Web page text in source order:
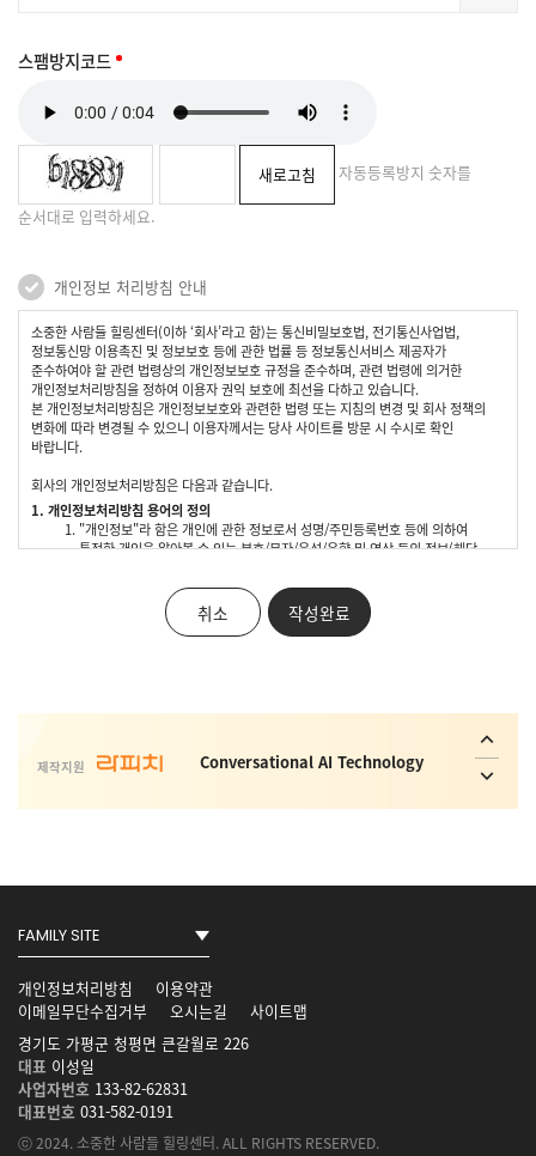
스팸방지코드
새로고침
자동등록방지 숫자를
순서대로 입력하세요.
개인정보 처리방침 안내
소중한 사람들 힐링센터(이하 ‘회사’라고 함)는 통신비밀보호법, 전기통신사업법,
정보통신망 이용촉진 및 정보보호 등에 관한 법률 등 정보통신서비스 제공자가
준수하여야 할 관련 법령상의 개인정보보호 규정을 준수하며, 관련 법령에 의거한
개인정보처리방침을 정하여 이용자 권익 보호에 최선을 다하고 있습니다.
본 개인정보처리방침은 개인정보보호와 관련한 법령 또는 지침의 변경 및 회사 정책의
변화에 따라 변경될 수 있으니 이용자께서는 당사 사이트를 방문 시 수시로 확인
바랍니다.
회사의 개인정보처리방침은 다음과 같습니다.
1. 개인정보처리방침 용어의 정의
"개인정보"라 함은 개인에 관한 정보로서 성명/주민등록번호 등에 의하여
특정한 개인을 알아볼 수 있는 부호/문자/음성/음향 및 영상 등의 정보(해당
수 있는 경우는 그 정보를 포함)를 말합니다.
"이용자"라 함은 소중한 사람들 힐링센터의 웹사이트
(https://www.pphealing.com)에 접속하여 이 약관에 따라 회사가 제공하는
수집하는 개인정보의 항목은 원활한 고객상담, 각종 서비스의 제공을 위해
[온라인 문의, 뉴스레터 수집항목]
회사는 만14세 미만 아동의 개인정보를 수집하는 경우 법정대리인의 동의를
받습니다.
요청할 수 있으며, 이러한 요청이 있을 경우 회사는 지체없이 필요한 조치를
취합니다.
5. 개인정보의 수집 및 이용목적
서비스 제공
불만처리 등 민원처리, 고지사항 전달
규 서비스 개발 및 마케팅/광고에 활용
신규 서비스 개발 및 특화, 인구통계학적 특성에 따른 서비스 제공 및
취소 작성완료
제작지원 Conversational AI Technology
사회취약 계층의 복지 안전망 플랫폼 _
사람과 기술, 기술과 기술을 연결합니다.
개인정보처리방침
이용약관
이메일무단수집거부
오시는길
사이트맵
경기도 가평군 청평면 큰갈월로 226
대표 이성일
사업자번호 133-82-62831
대표번호 031-582-0191
ⓒ 2024. 소중한 사람들 힐링센터. ALL RIGHTS RESERVED.